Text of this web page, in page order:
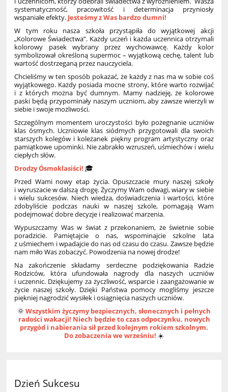
systematyczność, pracowitość i determinacja przyniosły
wspaniałe efekty. Jesteśmy z Was bardzo dumni!
W tym roku nasza szkoła przystąpiła do wyjątkowej akcji
„Kolorowe Świadectwa”. Każdy uczeń i każda uczennica otrzymali
kolorowy pasek wybrany przez wychowawcę. Każdy kolor
symbolizował określoną supermoc – wyjątkową cechę, talent lub
wartość dostrzeganą przez nauczyciela.
Chcieliśmy w ten sposób pokazać, że każdy z nas ma w sobie coś
wyjątkowego. Każdy posiada mocne strony, które warto rozwijać
i z których można być dumnym. Mamy nadzieję, że kolorowe
paski będą przypominały naszym uczniom, aby zawsze wierzyli w
siebie i swoje możliwości.
Szczególnym momentem uroczystości było pożegnanie uczniów
klas ósmych. Uczniowie klas siódmych przygotowali dla swoich
starszych kolegów i koleżanek piękny program artystyczny oraz
pamiątkowe upominki. Nie zabrakło wzruszeń, uśmiechów i wielu
ciepłych słów.
Drodzy Ósmoklasiści!🎓
Przed Wami nowy etap życia. Opuszczacie mury naszej szkoły
i wyruszacie w dalszą drogę. Życzymy Wam odwagi, wiary w siebie
i wielu sukcesów. Niech wiedza, doświadczenia i wartości, które
zdobyliście podczas nauki w naszej szkole, pomagają Wam
podejmować dobre decyzje i realizować marzenia.
Wypuszczamy Was w świat z przekonaniem, że świetnie sobie
poradzicie. Pamiętajcie o nas, wspominajcie szkolne lata
z uśmiechem i wpadajcie do nas od czasu do czasu. Zawsze będzie
nam miło Was zobaczyć. Powodzenia na nowej drodze!
Na zakończenie składamy serdeczne podziękowania Radzie
Rodziców, która ufundowała nagrody dla naszych uczniów
i uczennic. Dziękujemy za życzliwość, wsparcie i zaangażowanie w
życie naszej szkoły. Dzięki Państwa pomocy mogliśmy jeszcze
piękniej nagrodzić wysiłek i osiągnięcia naszych uczniów.
🌞Wszystkim życzymy bezpiecznych, słonecznych i pełnych
radości wakacji! Niech będzie to czas odpoczynku, nowych
przygód i nabierania sił przed kolejnym rokiem szkolnym.
Do zobaczenia we wrześniu! ☀️
Dzień Sukcesu